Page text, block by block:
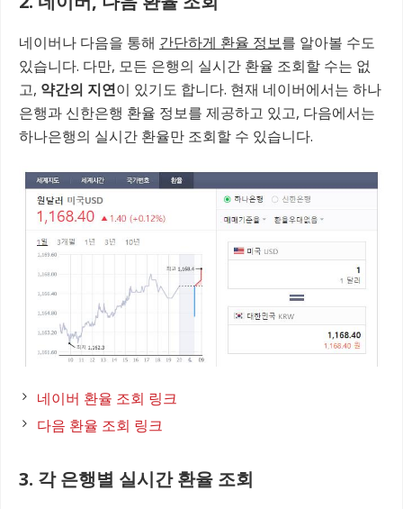
네이버나 다음을 통해 간단하게 환율 정보를 알아볼 수도
있습니다. 다만, 모든 은행의 실시간 환율 조회할 수는 없
고, 약간의 지연이 있기도 합니다. 현재 네이버에서는 하나
은행과 신한은행 환율 정보를 제공하고 있고, 다음에서는
하나은행의 실시간 환율만 조회할 수 있습니다.
네이버 환율 조회 링크
다음 환율 조회 링크
3. 각 은행별 실시간 환율 조회